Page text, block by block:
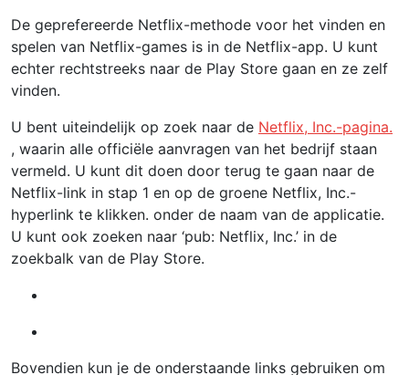
De geprefereerde Netflix-methode voor het vinden en
spelen van Netflix-games is in de Netflix-app. U kunt
echter rechtstreeks naar de Play Store gaan en ze zelf
vinden.
U bent uiteindelijk op zoek naar de Netflix, Inc.-pagina.
, waarin alle officiële aanvragen van het bedrijf staan ​​
vermeld. U kunt dit doen door terug te gaan naar de
Netflix-link in stap 1 en op de groene Netflix, Inc.-
hyperlink te klikken. onder de naam van de applicatie.
U kunt ook zoeken naar ‘pub: Netflix, Inc.’ in de
zoekbalk van de Play Store.
Bovendien kun je de onderstaande links gebruiken om